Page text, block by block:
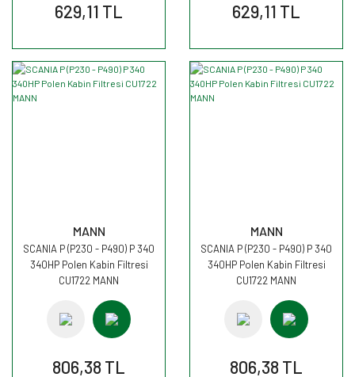
629,11 TL 629,11 TL
MANN
SCANIA P (P230 - P490) P 340
340HP Polen Kabin Filtresi
CU1722 MANN
806,38 TL
MANN
SCANIA P (P230 - P490) P 340
340HP Polen Kabin Filtresi
CU1722 MANN
806,38 TL